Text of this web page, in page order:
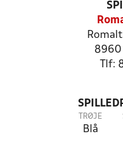
8960
Tlf:
TRØJE
Blå